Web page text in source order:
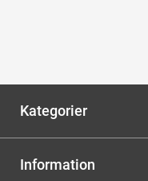
Kategorier
Information